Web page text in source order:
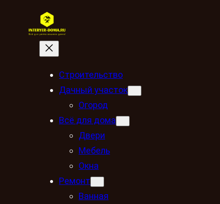
Строительство
Дачный участок
Огород
Всё для дома
Двери
Мебель
Окна
Ремонт
Ванная